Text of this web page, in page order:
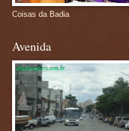
Coisas da Badia
Avenida